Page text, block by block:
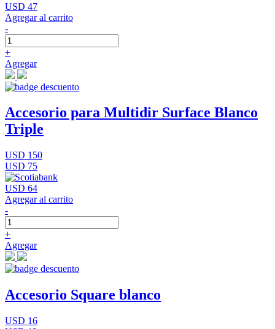
USD 47
Agregar al carrito
-
+
Agregar
Accesorio para Multidir Surface Blanco
Triple
USD 150
USD 75
USD 64
Agregar al carrito
-
+
Agregar
Accesorio Square blanco
USD 16